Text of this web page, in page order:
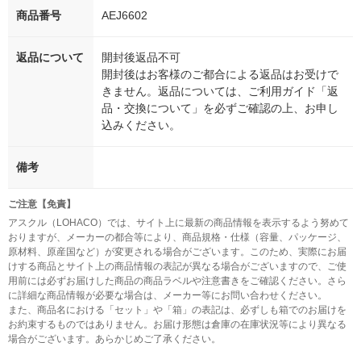
商品番号 AEJ6602
返品について
開封後返品不可
開封後はお客様のご都合による返品はお受けで
きません。返品については、ご利用ガイド「返
品・交換について」を必ずご確認の上、お申し
込みください。
備考
ご注意【免責】
アスクル（LOHACO）では、サイト上に最新の商品情報を表示するよう努めて
おりますが、メーカーの都合等により、商品規格・仕様（容量、パッケージ、
原材料、原産国など）が変更される場合がございます。このため、実際にお届
けする商品とサイト上の商品情報の表記が異なる場合がございますので、ご使
用前には必ずお届けした商品の商品ラベルや注意書きをご確認ください。さら
に詳細な商品情報が必要な場合は、メーカー等にお問い合わせください。
また、商品名における「セット」や「箱」の表記は、必ずしも箱でのお届けを
お約束するものではありません。お届け形態は倉庫の在庫状況等により異なる
場合がございます。あらかじめご了承ください。